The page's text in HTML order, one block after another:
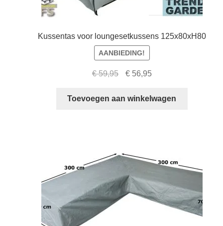
Kussentas voor loungesetkussens 125x80xH80
AANBIEDING!
€59,95
Oorspronkelijke
was:
€56,95Huidige
is:
Toevoegen aan winkelwagen